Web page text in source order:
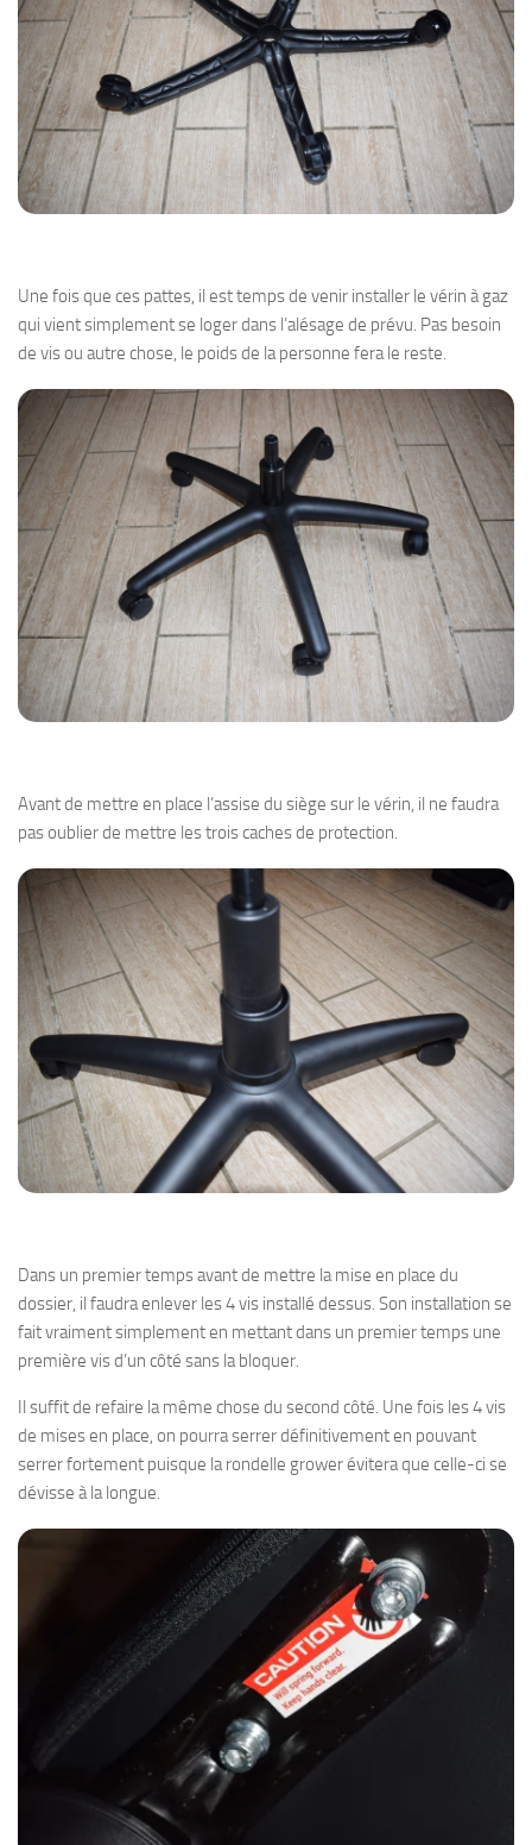
Une fois que ces pattes, il est temps de venir installer le vérin à gaz
qui vient simplement se loger dans l’alésage de prévu. Pas besoin
de vis ou autre chose, le poids de la personne fera le reste.
Avant de mettre en place l’assise du siège sur le vérin, il ne faudra
pas oublier de mettre les trois caches de protection.
Dans un premier temps avant de mettre la mise en place du
dossier, il faudra enlever les 4 vis installé dessus. Son installation se
fait vraiment simplement en mettant dans un premier temps une
première vis d’un côté sans la bloquer.
Il suffit de refaire la même chose du second côté. Une fois les 4 vis
de mises en place, on pourra serrer définitivement en pouvant
serrer fortement puisque la rondelle grower évitera que celle-ci se
dévisse à la longue.